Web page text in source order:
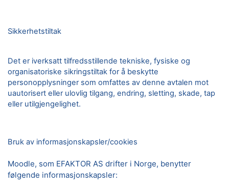
Sikkerhetstiltak
Det er iverksatt tilfredsstillende tekniske, fysiske og
organisatoriske sikringstiltak for å beskytte
personopplysninger som omfattes av denne avtalen mot
uautorisert eller ulovlig tilgang, endring, sletting, skade, tap
eller utilgjengelighet.
Bruk av informasjonskapsler/cookies
Moodle, som EFAKTOR AS drifter i Norge, benytter
følgende informasjonskapsler: